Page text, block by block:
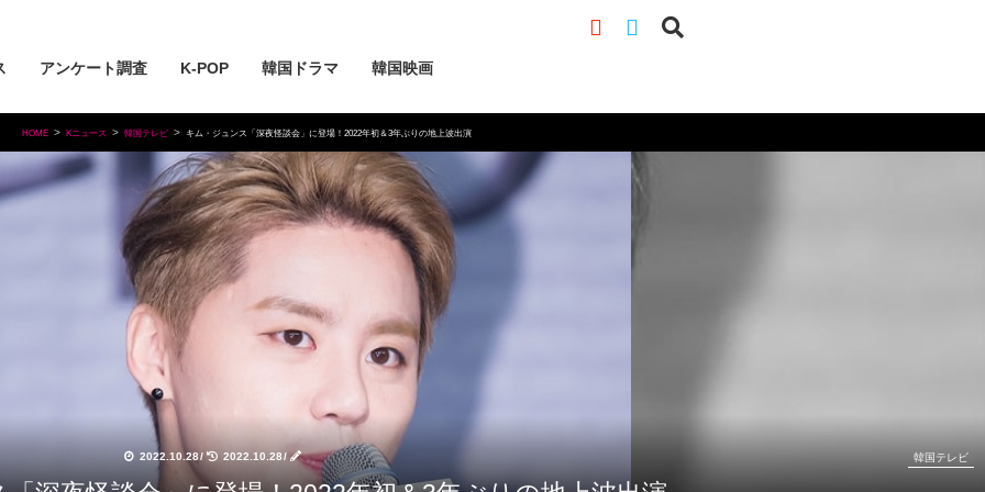
アンケート調査 K-POP 韓国ドラマ 韓国映画
HOME Kニュース 韓国テレビ キム・ジュンス「深夜怪談会」に登場！2022年初＆3年ぶりの地上波出演
2022.10.28/ 2022.10.28/ 韓国テレビ